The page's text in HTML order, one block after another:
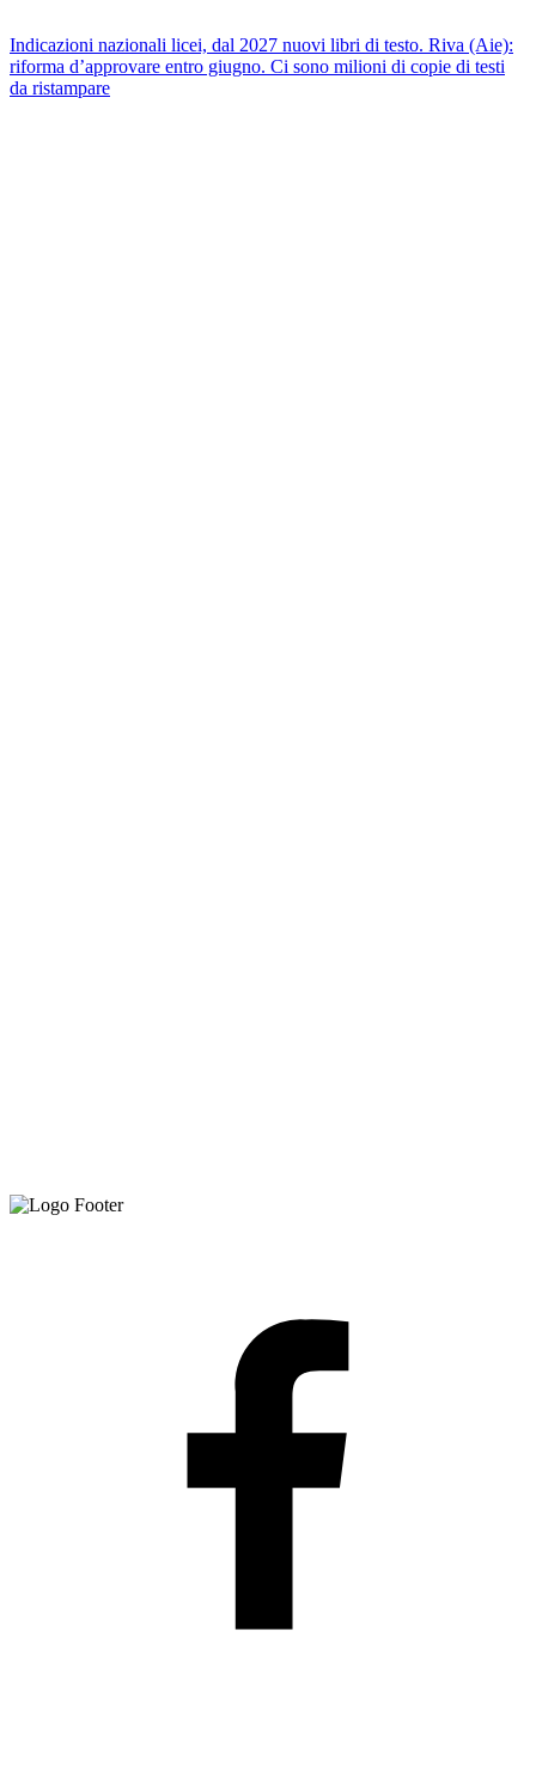
Indicazioni nazionali licei, dal 2027 nuovi libri di testo. Riva (Aie):
riforma d’approvare entro giugno. Ci sono milioni di copie di testi
da ristampare